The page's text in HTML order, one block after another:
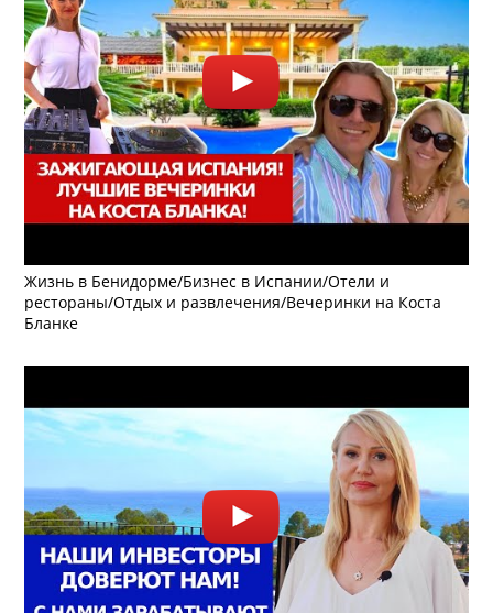
Жизнь в Бенидорме/Бизнес в Испании/Отели и
рестораны/Отдых и развлечения/Вечеринки на Коста
Бланке